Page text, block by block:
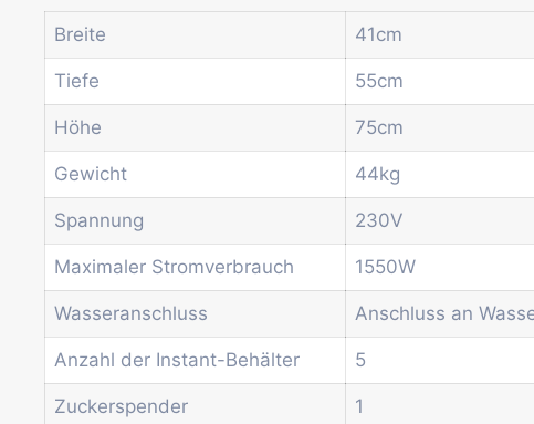
Breite 41cm
Tiefe 55cm
Höhe 75cm
Gewicht 44kg
Spannung 230V
Maximaler Stromverbrauch 1550W
Wasseranschluss Anschluss an
Anzahl der Instant-Behälter 5
Zuckerspender 1